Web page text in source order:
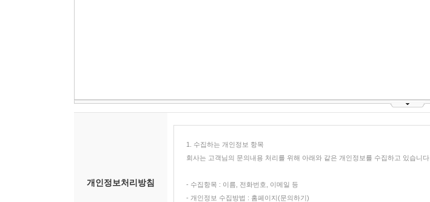
개인정보처리방침
1. 수집하는 개인정보 항목
회사는 고객님의 문의내용 처리를 위해 아래와 같은 개인정보를 수집하고 있습니다.
- 수집항목 : 이름, 전화번호, 이메일 등
- 개인정보 수집방법 : 홈페이지(문의하기)